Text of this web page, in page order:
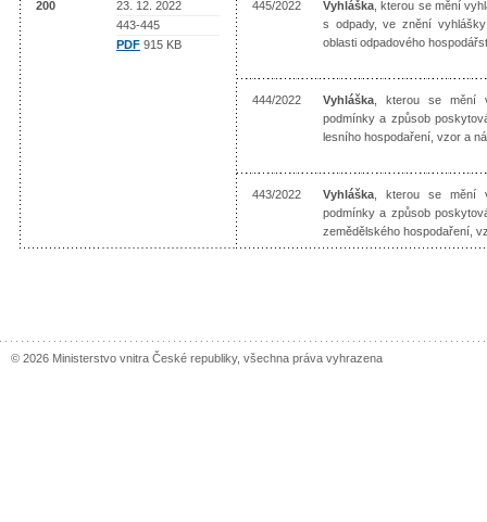
200
23. 12. 2022
443-445
PDF 915 KB
445/2022 Vyhláška , kterou se mění
s odpady, ve znění
oblasti odpadového
444/2022 Vyhláška , kterou se mění
podmínky a způsob
lesního hospodaření, vzor a
443/2022 Vyhláška , kterou se mění
podmínky a způsob
zemědělského hospodaření,
© 2026 Ministerstvo vnitra České republiky, všechna práva vyhrazena